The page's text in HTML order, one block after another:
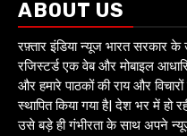
ABOUT US
रफ़्तार इंडिया न्यूज भारत सरकार
रजिस्टर्ड एक वेब और मोबाइल
और हमारे पाठकों की राय और
स्थापित किया गया है| देश भर में
उसे बड़े ही गंभीरता के साथ अपने